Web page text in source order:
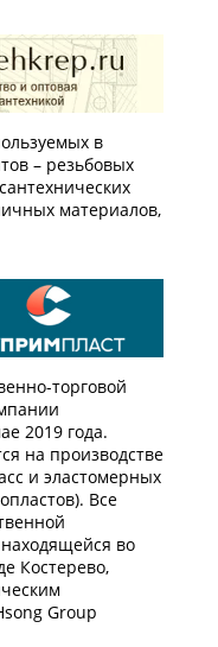
в
– резьбовых
материалов,
торговой
2019 года.
на производстве
и эластомерных
Все
во
Костерево,
Group